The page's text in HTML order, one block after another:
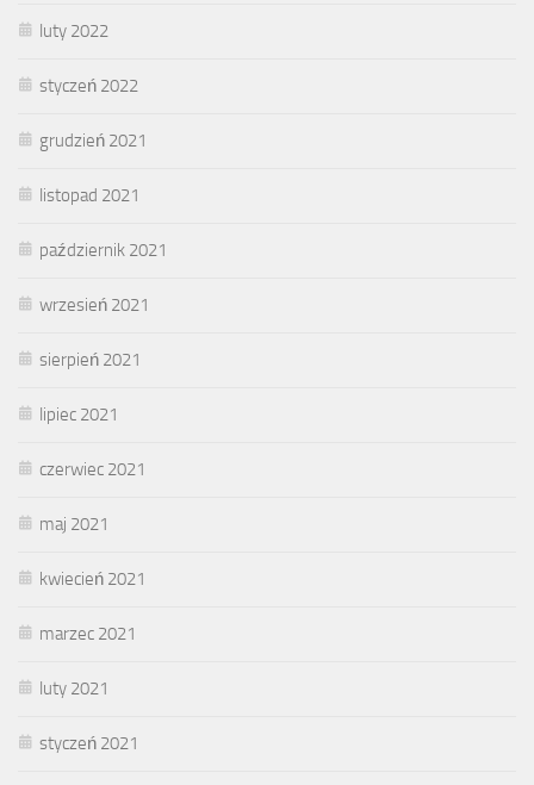
luty 2022
styczeń 2022
grudzień 2021
listopad 2021
październik 2021
wrzesień 2021
sierpień 2021
lipiec 2021
czerwiec 2021
maj 2021
kwiecień 2021
marzec 2021
luty 2021
styczeń 2021